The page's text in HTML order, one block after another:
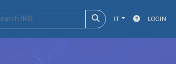
IT LOGIN